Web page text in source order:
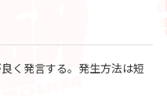
く発言する。発生方法は短